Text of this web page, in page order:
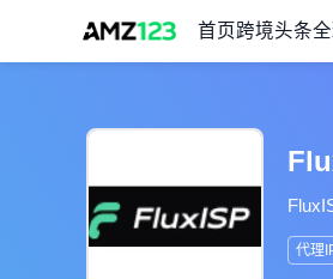
首页 跨境头条
代理